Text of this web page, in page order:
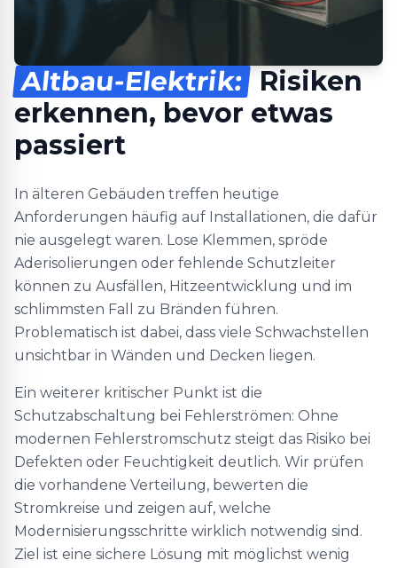
Altbau-Elektrik: Risiken
erkennen, bevor etwas
passiert
In älteren Gebäuden treffen heutige
Anforderungen häufig auf Installationen, die dafür
nie ausgelegt waren. Lose Klemmen, spröde
Aderisolierungen oder fehlende Schutzleiter
können zu Ausfällen, Hitzeentwicklung und im
schlimmsten Fall zu Bränden führen.
Problematisch ist dabei, dass viele Schwachstellen
unsichtbar in Wänden und Decken liegen.
Ein weiterer kritischer Punkt ist die
Schutzabschaltung bei Fehlerströmen: Ohne
modernen Fehlerstromschutz steigt das Risiko bei
Defekten oder Feuchtigkeit deutlich. Wir prüfen
die vorhandene Verteilung, bewerten die
Stromkreise und zeigen auf, welche
Modernisierungsschritte wirklich notwendig sind.
Ziel ist eine sichere Lösung mit möglichst wenig